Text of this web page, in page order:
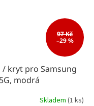
97 Kč
–29 %
kryt pro Samsung
modrá
Skladem (1 ks)